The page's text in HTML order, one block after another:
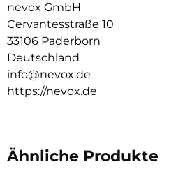
nevox GmbH
Cervantesstraße 10
33106 Paderborn
Deutschland
info@nevox.de
https://nevox.de
Ähnliche Produkte